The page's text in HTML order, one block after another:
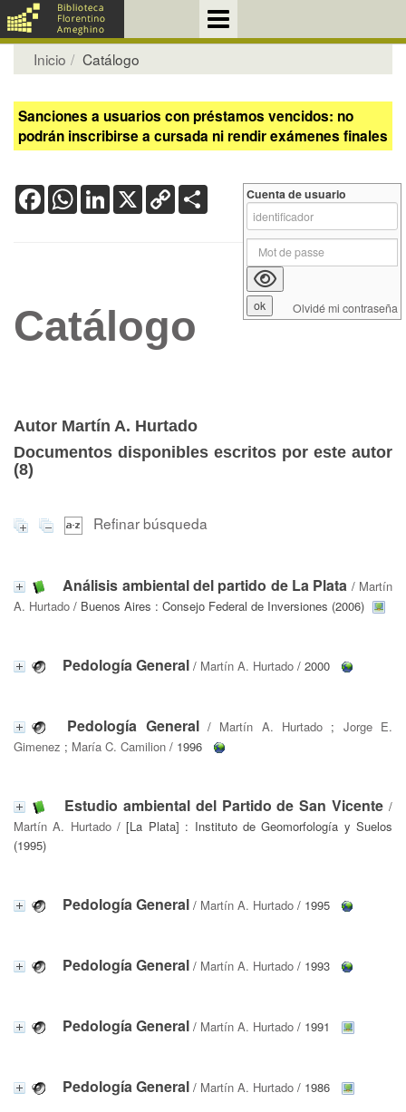
Inicio Catálogo
Sanciones a usuarios con préstamos vencidos: no
podrán inscribirse a cursada ni rendir exámenes finales
FacebookWhatsApp
LinkedIn
X Copy
Link
Catálogo
Autor Martín A. Hurtado
Documentos disponibles escritos por este autor
(8)
Refinar búsqueda
Análisis ambiental del partido de La Plata / Martín
A. Hurtado / Buenos Aires : Consejo Federal de Inversiones (2006)
Pedología General / Martín A. Hurtado / 2000
Pedología General/ Martín A. Hurtado ; Jorge E.
Gimenez ; María C. Camilion / 1996
Estudio ambiental del Partido de San Vicente /
Martín A. Hurtado/ [La Plata] : Instituto de Geomorfología y Suelos
(1995)
Pedología General / Martín A. Hurtado / 1995
Pedología General / Martín A. Hurtado / 1993
Pedología General / Martín A. Hurtado / 1991
Pedología General / Martín A. Hurtado / 1986
Cuenta de usuario
Olvidé mi contraseña